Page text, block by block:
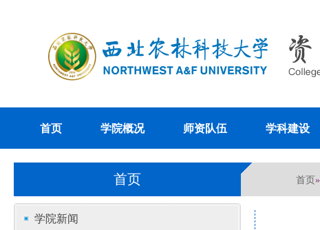
首页 学院概况 师资队伍 学科建设
首页 首页»
学院新闻